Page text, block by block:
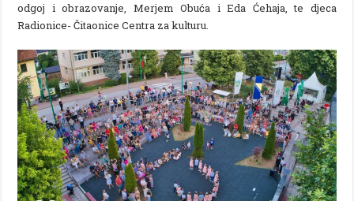
odgoj i obrazovanje, Merjem Obuća i Eda Ćehaja, te djeca
Radionice- Čitaonice Centra za kulturu.